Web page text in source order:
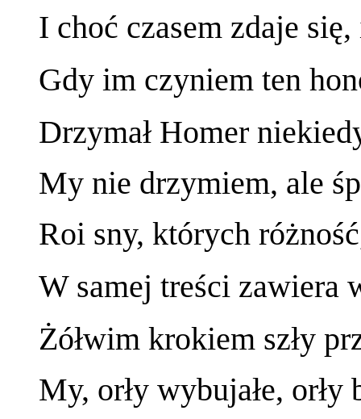
I choć czasem zdaje
Gdy im czyniem ten
Drzymał Homer
My nie drzymiem, ale
Roi sny, których
W samej treści zawiera
Żółwim krokiem szły
My, orły wybujałe, orły